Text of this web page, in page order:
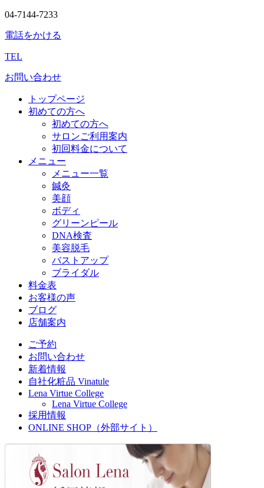
04-7144-7233
電話をかける
TEL
お問い合わせ
トップページ
初めての方へ
初めての方へ
サロンご利用案内
初回料金について
メニュー
メニュー一覧
鍼灸
美顔
ボディ
グリーンピール
DNA検査
美容脱毛
バストアップ
ブライダル
料金表
お客様の声
ブログ
店舗案内
ご予約
お問い合わせ
新着情報
自社化粧品 Vinatule
Lena Virtue College
Lena Virtue College
採用情報
ONLINE SHOP（外部サイト）